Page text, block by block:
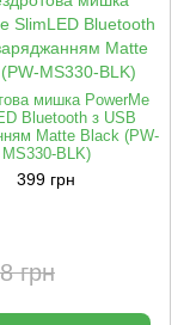
мишка PowerMe
Bluetooth з USB
Matte Black (PW-
MS330-BLK)
399 грн
грн